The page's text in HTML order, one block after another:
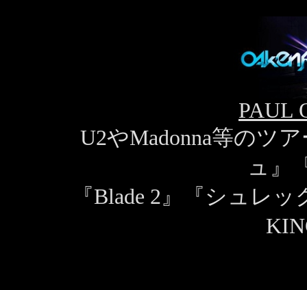
PAUL
U2やMadonna等のツ
ュ』
『Blade 2』『シュレ